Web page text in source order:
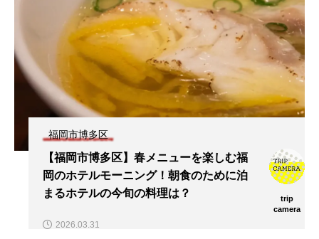
福岡市博多区
【福岡市博多区】春メニューを楽しむ福
岡のホテルモーニング！朝食のために泊
まるホテルの今旬の料理は？
trip
camera
2026.03.31